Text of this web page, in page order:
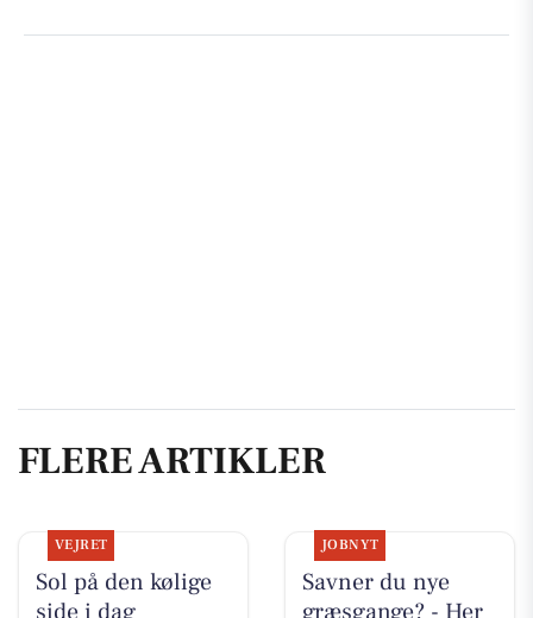
FLERE ARTIKLER
VEJRET
Sol på den kølige
side i dag
JOBNYT
Savner du nye
græsgange? - Her